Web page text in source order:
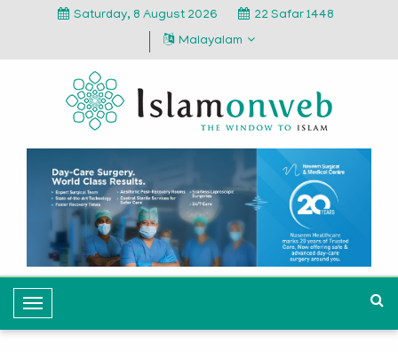
Saturday, 8 August 2026
22 Safar 1448
Malayalam
T
o